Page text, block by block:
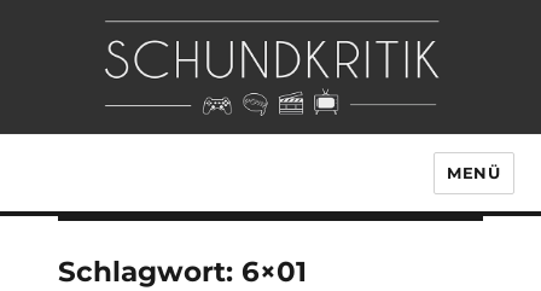
MENÜ
Schlagwort: 6×01